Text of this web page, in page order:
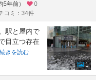
年前）
0
コミ：34件
駅と屋内で
目立つ存在
続きを読む
1